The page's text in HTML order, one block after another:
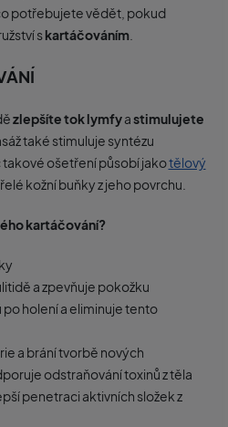
potřebujete vědět, pokud
skartáčováním.
zlepšíte tok lymfyastimulujete
také stimuluje syntézu
takové ošetření působí jakotělový
kožní buňky z jeho povrchu.
kartáčování?
a zpevňuje pokožku
holení a eliminuje tento
a brání tvorbě nových
odstraňování toxinů z těla
penetraci aktivních složek z